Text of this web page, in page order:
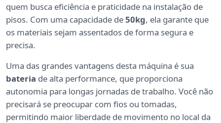
quem busca eficiência e praticidade na instalação de
pisos. Com uma capacidade de50kg, ela garante que
os materiais sejam assentados de forma segura e
precisa.
Uma das grandes vantagens desta máquina é sua
bateria de alta performance, que proporciona
autonomia para longas jornadas de trabalho. Você não
precisará se preocupar com fios ou tomadas,
permitindo maior liberdade de movimento no local da